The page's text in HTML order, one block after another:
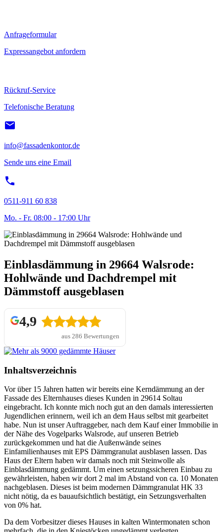
Anfrageformular
Expressangebot anfordern
Rückruf-Service
Telefonische Beratung
info@fassadenkontor.de
Sende uns eine Email
0511-911 60 838
Mo. - Fr. 08:00 - 17:00 Uhr
Einblasdämmung in 29664 Walsrode:
Hohlwände und Dachdrempel mit
Dämmstoff ausgeblasen
4,9
aus 286 Bewertungen
Inhaltsverzeichnis
Vor über 15 Jahren hatten wir bereits eine Kerndämmung an der
Fassade des Elternhauses dieses Kunden in 29614 Soltau
eingebracht. Ich konnte mich noch gut an den damals interessierten
Jugendlichen erinnern, weil ich an dem Haus selbst mit gearbeitet
habe. Nun ist unser Auftraggeber, nach dem Kauf einer Immobilie in
der Nähe des Vogelparks Walsrode, auf unseren Betrieb
zurückgekommen und hat die Außenwände seines
Einfamilienhauses mit EPS Dämmgranulat ausblasen lassen. Das
Haus der Eltern haben wir damals noch mit Steinwolle als
Einblasdämmung gedämmt. Um einen setzungssicheren Einbau zu
gewährleisten, haben wir dort 2 mal im Abstand von ca. 10 Monaten
nachgeblasen. Dieses ist beim modernen Dämmgranulat HK 33
nicht nötig, da es bauaufsichtlich bestätigt, ein Setzungsverhalten
von 0% hat.
Da dem Vorbesitzer dieses Hauses in kalten Wintermonaten schon